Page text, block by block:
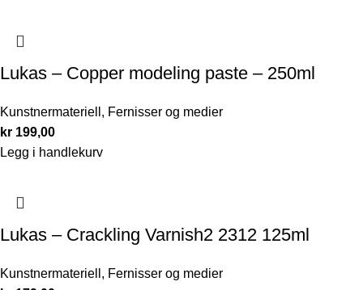
Lukas – Copper modeling paste – 250ml
Kunstnermateriell , Fernisser og medier
kr 199,00
Legg i handlekurv
Lukas – Crackling Varnish2 2312 125ml
Kunstnermateriell , Fernisser og medier